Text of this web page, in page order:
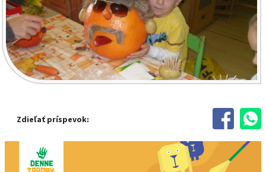
Zdieľať príspevok: